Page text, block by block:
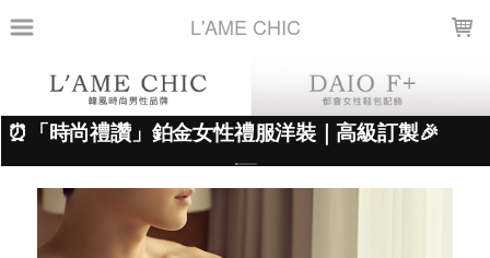
L'AME CHIC